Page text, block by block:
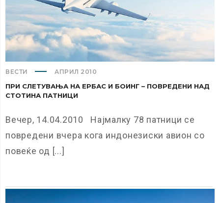
ВЕСТИ АПРИЛ 2010
ПРИ СЛЕТУВАЊА НА ЕРБАС И БОИНГ – ПОВРЕДЕНИ НАД
СТОТИНА ПАТНИЦИ
Вечер, 14.04.2010 Најмалку 78 патници се
повредени вчера кога индонезиски авион со
повеќе од [...]